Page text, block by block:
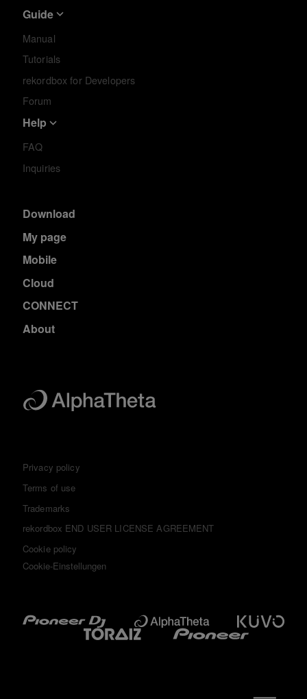
Guide
Manual
Tutorials
rekordbox for Developers
Forum
Help
FAQ
Inquiries
Download
My page
Mobile
Cloud
CONNECT
About
Privacy policy
Terms of use
Trademarks
rekordbox END USER LICENSE AGREEMENT
Cookie policy
Cookie-Einstellungen